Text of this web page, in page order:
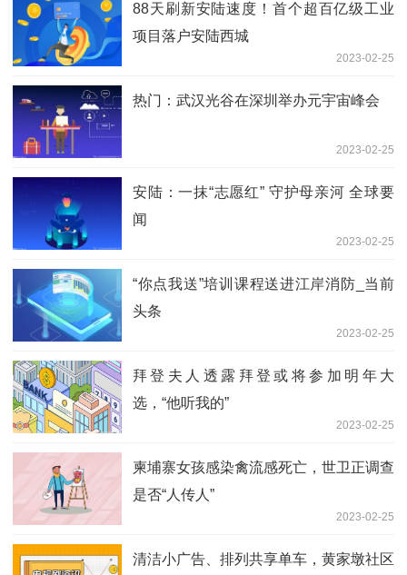
88天刷新安陆速度！首个超百亿级工业
项目落户安陆西城
2023-02-25
热门：武汉光谷在深圳举办元宇宙峰会
2023-02-25
安陆：一抹“志愿红” 守护母亲河 全球要
闻
2023-02-25
“你点我送”培训课程送进江岸消防_当前
头条
2023-02-25
拜登夫人透露拜登或将参加明年大
选，“他听我的”
2023-02-25
柬埔寨女孩感染禽流感死亡，世卫正调查
是否“人传人”
2023-02-25
清洁小广告、排列共享单车，黄家墩社区